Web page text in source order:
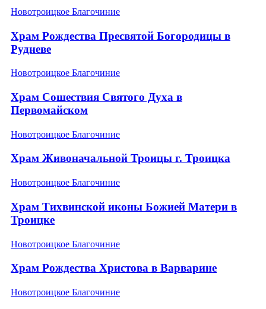
Новотроицкое Благочиние
Храм Рождества Пресвятой Богородицы в
Рудневе
Новотроицкое Благочиние
Храм Сошествия Святого Духа в
Первомайском
Новотроицкое Благочиние
Храм Живоначальной Троицы г. Троицка
Новотроицкое Благочиние
Храм Тихвинской иконы Божией Матери в
Троицке
Новотроицкое Благочиние
Храм Рождества Христова в Варварине
Новотроицкое Благочиние